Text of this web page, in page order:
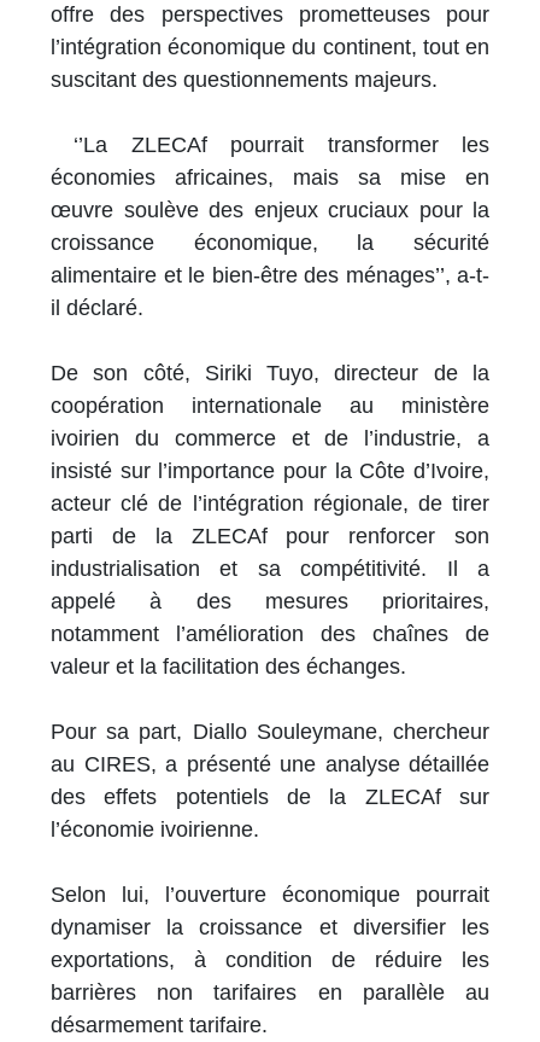
offre des perspectives prometteuses pour
l’intégration économique du continent, tout en
suscitant des questionnements majeurs.
‘’La ZLECAf pourrait transformer les
économies africaines, mais sa mise en
œuvre soulève des enjeux cruciaux pour la
croissance économique, la sécurité
alimentaire et le bien-être des ménages’’, a-t-
il déclaré.
De son côté, Siriki Tuyo, directeur de la
coopération internationale au ministère
ivoirien du commerce et de l’industrie, a
insisté sur l’importance pour la Côte d’Ivoire,
acteur clé de l’intégration régionale, de tirer
parti de la ZLECAf pour renforcer son
industrialisation et sa compétitivité. Il a
appelé à des mesures prioritaires,
notamment l’amélioration des chaînes de
valeur et la facilitation des échanges.
Pour sa part, Diallo Souleymane, chercheur
au CIRES, a présenté une analyse détaillée
des effets potentiels de la ZLECAf sur
l’économie ivoirienne.
Selon lui, l’ouverture économique pourrait
dynamiser la croissance et diversifier les
exportations, à condition de réduire les
barrières non tarifaires en parallèle au
désarmement tarifaire.